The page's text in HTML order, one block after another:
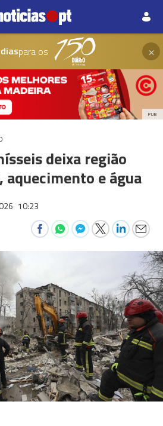
para os ×
PUB
deixa região
aquecimento e água
10:23